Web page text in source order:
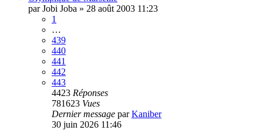
parJobi Joba » 28 août 2003 11:23
1
…
439
440
441
442
443
4423 Réponses
781623 Vues
Dernier message parKaniber
30 juin 2026 11:46